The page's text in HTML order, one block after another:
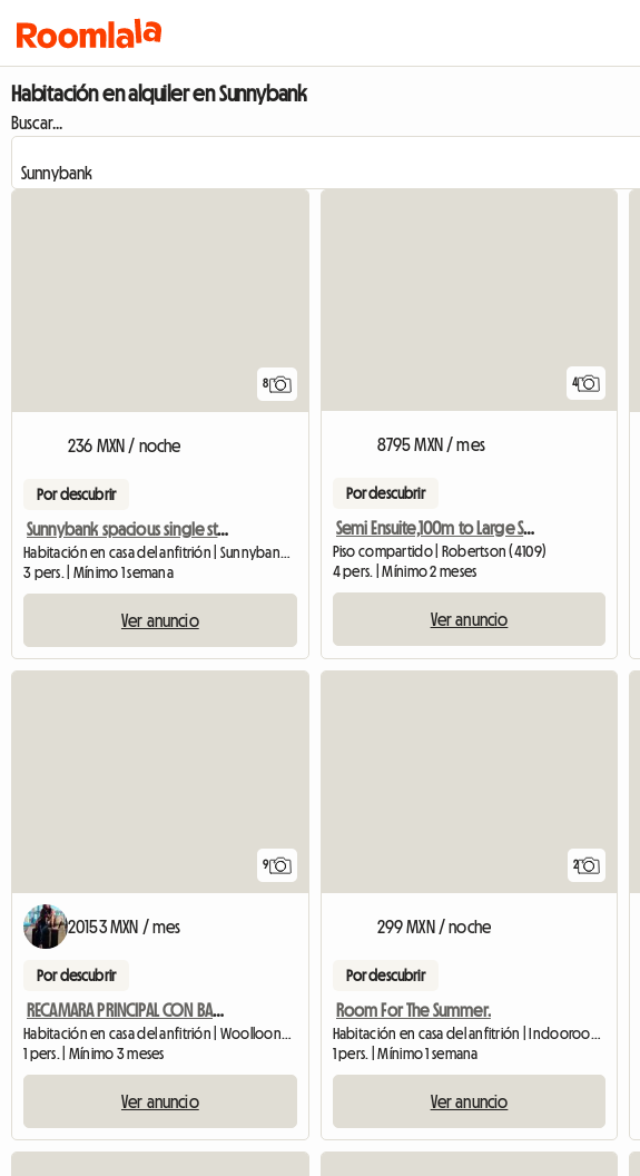
Habitación en alquiler en Sunnybank
Buscar...
8
236 MXN / noche
Por descubrir
Sunnybank spacious single storey
Habitación en casa del anfitrión | Sunnybank (4109)
3 pers. | Mínimo 1 semana
Ver anuncio
4
8795 MXN / mes
Por descubrir
Semi Ensuite,100m to Large Shopping Cntr
Piso compartido | Robertson (4109)
4 pers. | Mínimo 2 meses
Ver anuncio
9
20153 MXN / mes
Por descubrir
RECAMARA PRINCIPAL CON BAÑO DISPONIBLE EN HERMOSO EDIFICIO
Habitación en casa del anfitrión | Woolloongabba (4102) | 79 M2
1 pers. | Mínimo 3 meses
Ver anuncio
2
299 MXN / noche
Por descubrir
Room For The Summer.
Habitación en casa del anfitrión | Indooroopilly (4068)
1 pers. | Mínimo 1 semana
Ver anuncio